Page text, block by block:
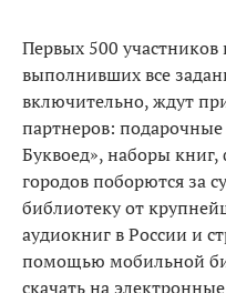
Первых 500 участников
выполнивших все
включительно, ждут
партнеров:
Буквоед», наборы
городов поборются за
библиотеку от
аудиокниг в России и
помощью мобильной
скачать на